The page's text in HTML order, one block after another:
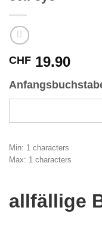
CHF 19.90
Min: 1 characters
Max: 1 characters
allfällige